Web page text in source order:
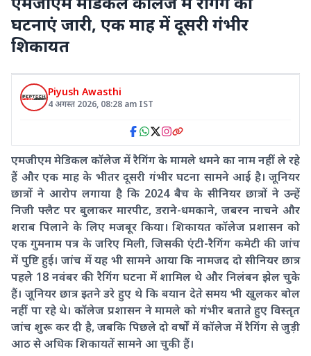
घटनाएं जारी, एक माह में दूसरी गंभीर
शिकायत
Piyush Awasthi
4 अगस्त 2026, 08:28 am IST
एमजीएम मेडिकल कॉलेज में रैगिंग के मामले थमने का नाम नहीं ले रहे
हैं और एक माह के भीतर दूसरी गंभीर घटना सामने आई है। जूनियर
छात्रों ने आरोप लगाया है कि 2024 बैच के सीनियर छात्रों ने उन्हें
निजी फ्लैट पर बुलाकर मारपीट, डराने-धमकाने, जबरन नाचने और
शराब पिलाने के लिए मजबूर किया। शिकायत कॉलेज प्रशासन को
एक गुमनाम पत्र के जरिए मिली, जिसकी एंटी-रैगिंग कमेटी की जांच
में पुष्टि हुई। जांच में यह भी सामने आया कि नामजद दो सीनियर छात्र
पहले 18 नवंबर की रैगिंग घटना में शामिल थे और निलंबन झेल चुके
हैं। जूनियर छात्र इतने डरे हुए थे कि बयान देते समय भी खुलकर बोल
नहीं पा रहे थे। कॉलेज प्रशासन ने मामले को गंभीर बताते हुए विस्तृत
जांच शुरू कर दी है, जबकि पिछले दो वर्षों में कॉलेज में रैगिंग से जुड़ी
आठ से अधिक शिकायतें सामने आ चुकी हैं।